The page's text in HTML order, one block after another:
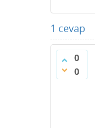
1 cevap
0
0